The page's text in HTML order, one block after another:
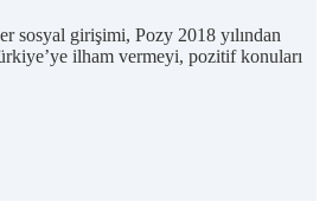
sosyal girişimi, Pozy 2018 yılından
ilham vermeyi, pozitif konuları